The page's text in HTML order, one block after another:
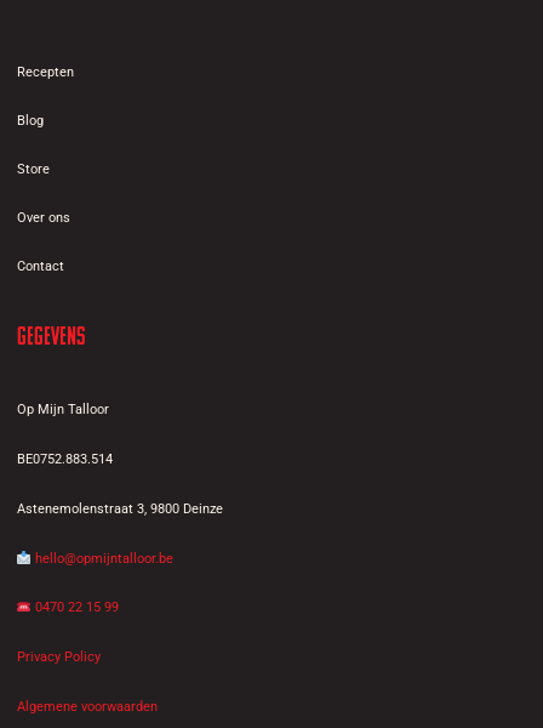
Recepten
Blog
Store
Over ons
Contact
Gegevens
Op Mijn Talloor
BE0752.883.514
Astenemolenstraat 3, 9800 Deinze
hello@opmijntalloor.be
0470 22 15 99
Privacy Policy
Algemene voorwaarden